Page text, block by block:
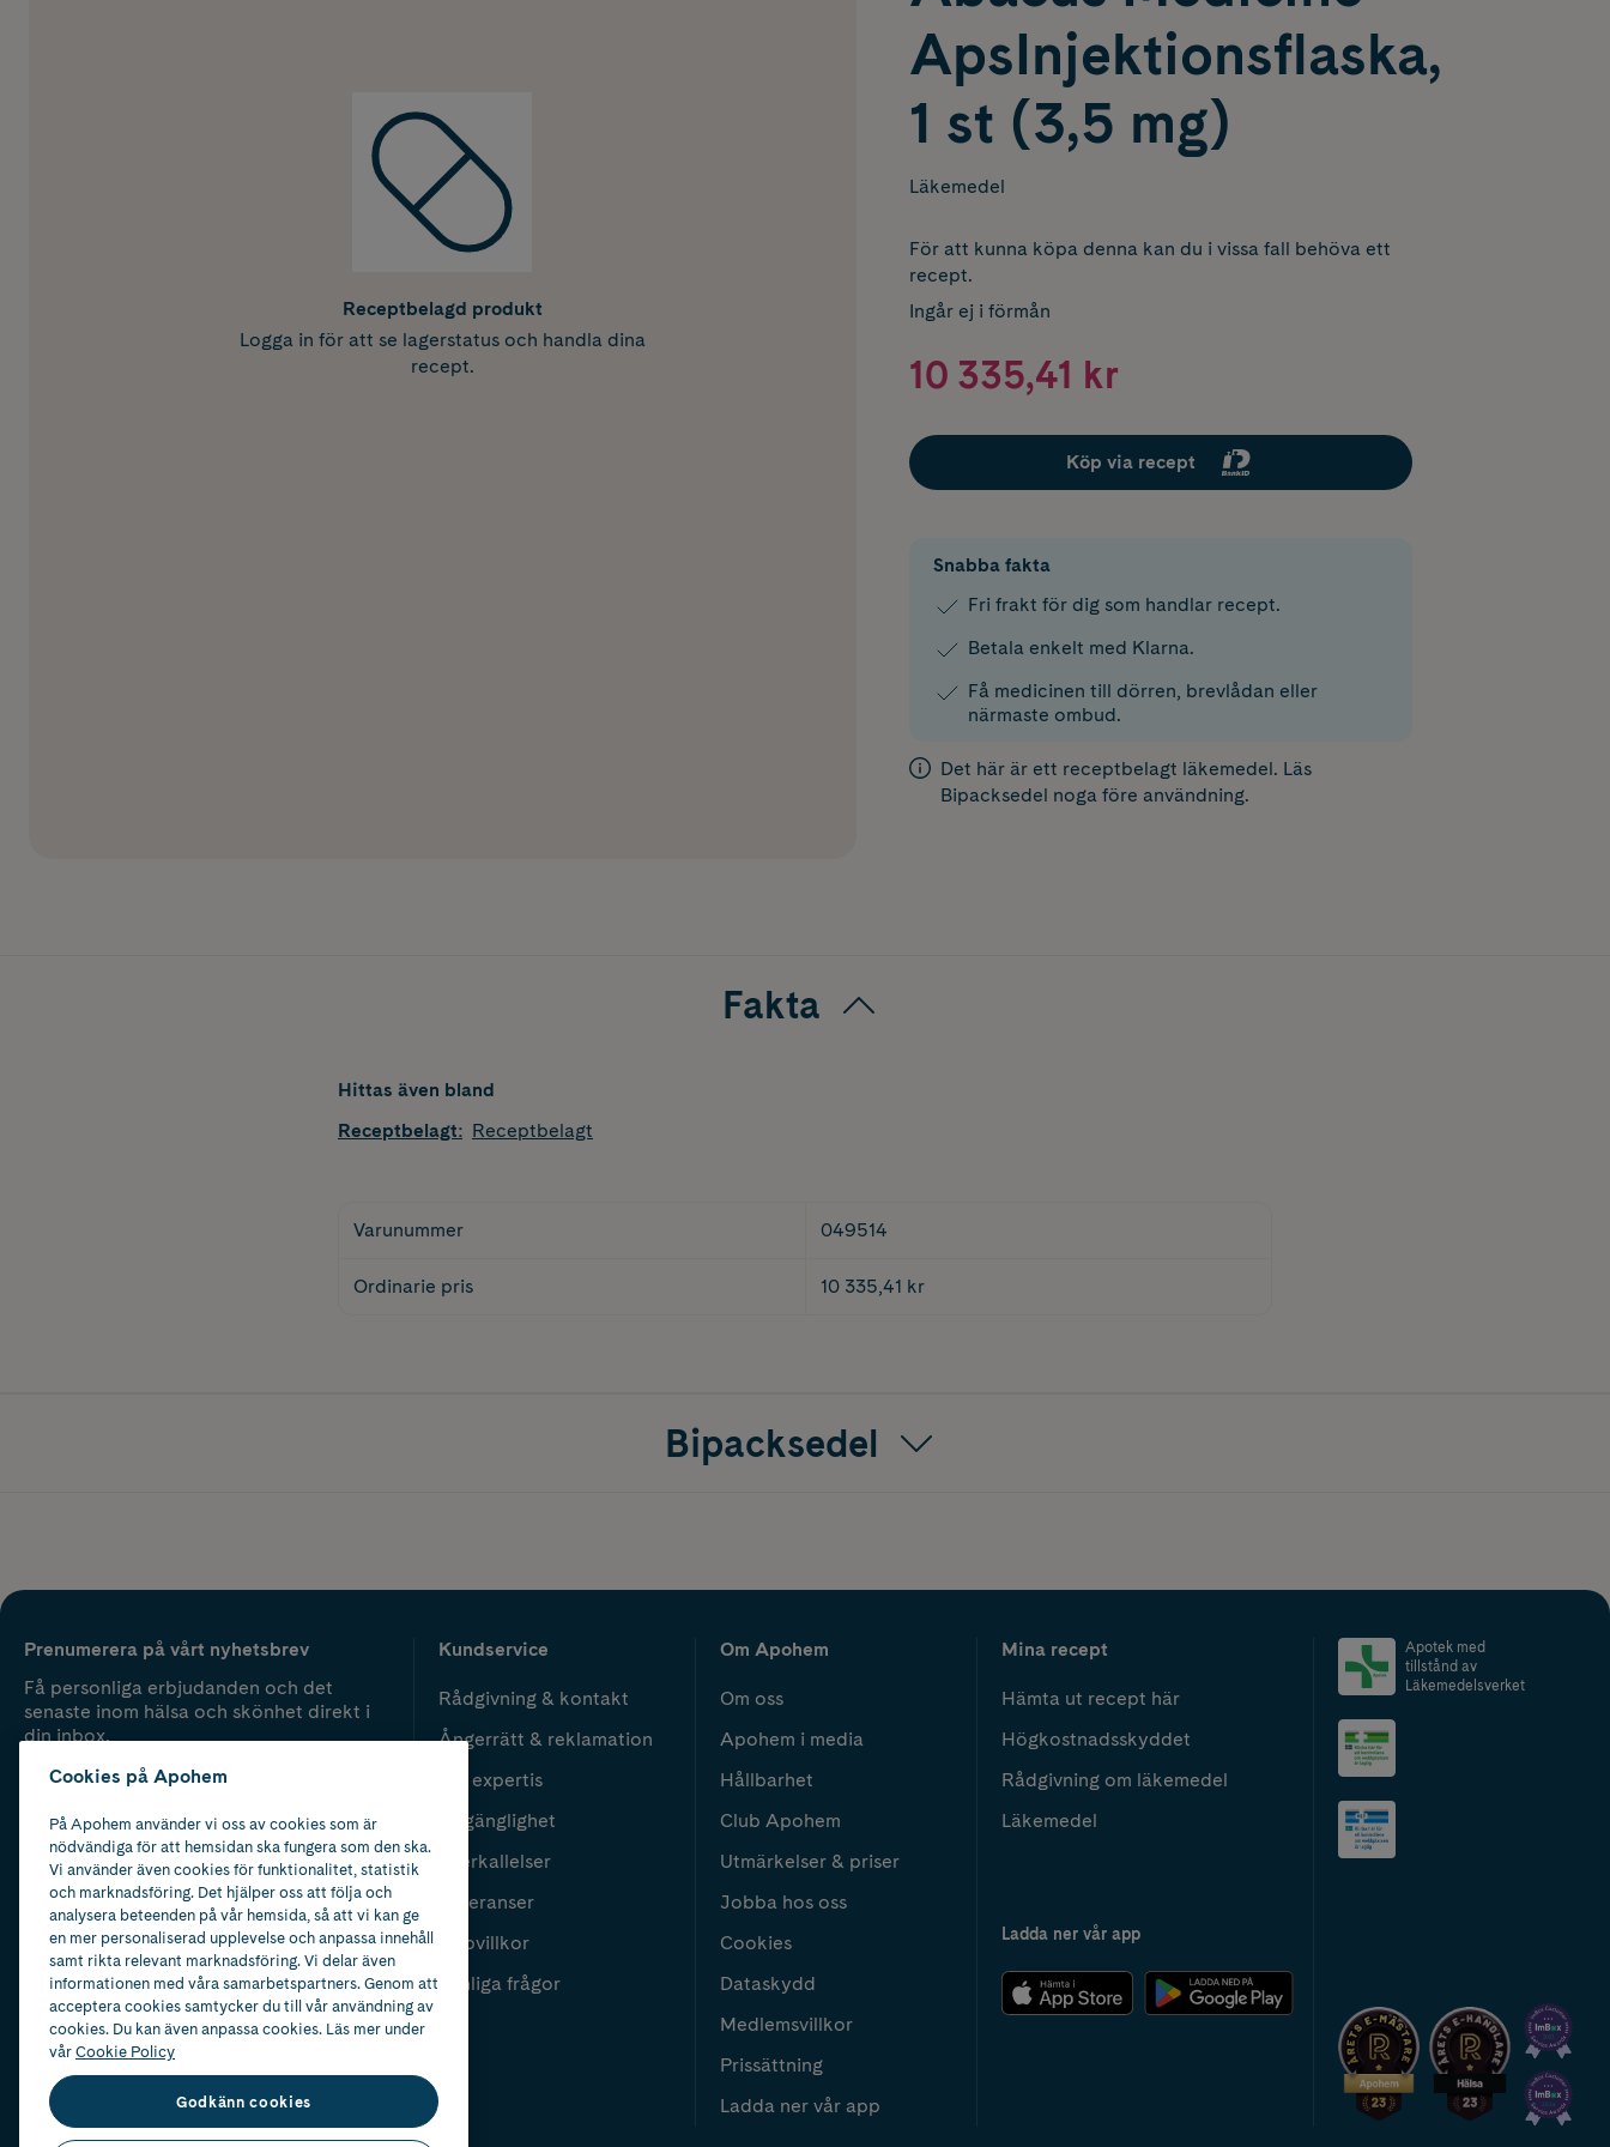
Receptbelagd produkt
Logga in för att se lagerstatus och handla dina
recept.
ApsInjektionsflaska,
1 st (3,5 mg)
Läkemedel
För att kunna köpa denna kan du i vissa fall behöva ett
recept.
Ingår ej i förmån
10 335,41 kr
Köp via recept
Snabba fakta
Fri frakt för dig som handlar recept.
Betala enkelt med Klarna.
Få medicinen till dörren, brevlådan eller
närmaste ombud.
Det här är ett receptbelagt läkemedel. Läs
Bipacksedel noga före användning.
Fakta
Hittas även bland
Receptbelagt: Receptbelagt
Varunummer 049514
Ordinarie pris 10 335,41 kr
Bipacksedel
Prenumerera på vårt nyhetsbrev
Få personliga erbjudanden och det
senaste inom hälsa och skönhet direkt i
din inbox.
Kundservice
Rådgivning & kontakt
Ångerrätt & reklamation
Vår expertis
Tillgänglighet
Återkallelser
Leveranser
Köpvillkor
Vanliga frågor
Om Apohem
Om oss
Apohem i media
Hållbarhet
Club Apohem
Utmärkelser & priser
Jobba hos oss
Cookies
Dataskydd
Medlemsvillkor
Prissättning
Ladda ner vår app
Mina recept
Hämta ut recept här
Högkostnadsskyddet
Rådgivning om läkemedel
Läkemedel
Ladda ner vår app
Apotek med
tillstånd av
Läkemedelsverket
2024
Cookies på Apohem
På Apohem använder vi oss av cookies som är
nödvändiga för att hemsidan ska fungera som den ska.
Vi använder även cookies för funktionalitet, statistik
och marknadsföring. Det hjälper oss att följa och
analysera beteenden på vår hemsida, så att vi kan ge
en mer personaliserad upplevelse och anpassa innehåll
samt rikta relevant marknadsföring. Vi delar även
informationen med våra samarbetspartners. Genom att
acceptera cookies samtycker du till vår användning av
cookies. Du kan även anpassa cookies. Läs mer under
vårCookie Policy
Godkänn cookies